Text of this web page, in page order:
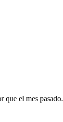
que el mes pasado.